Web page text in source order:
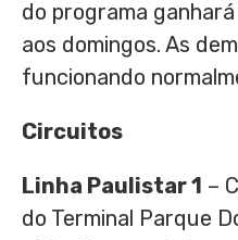
do programa
aos domingos. As
funcionando
Circuitos
Linha Paulistar 1 –
do Terminal Parque